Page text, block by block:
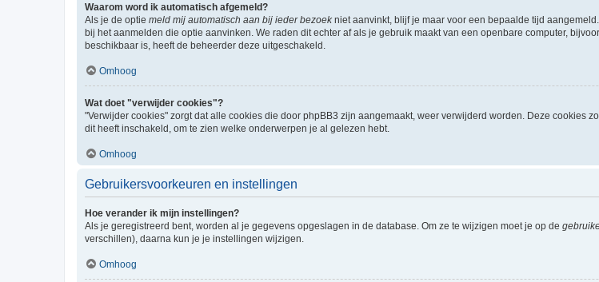
Waarom word ik automatisch afgemeld?
Als je de optie meld mij automatisch aan bij ieder bezoekniet aanvinkt, blijf je maar voor een bepaalde tijd
bij het aanmelden die optie aanvinken. We raden dit echter af als je gebruik maakt van een openbare computer,
beschikbaar is, heeft de beheerder deze uitgeschakeld.
Omhoog
Wat doet "verwijder cookies"?
"Verwijder cookies" zorgt dat alle cookies die door phpBB3 zijn aangemaakt, weer verwijderd worden. Deze cookies
dit heeft inschakeld, om te zien welke onderwerpen je al gelezen hebt.
Omhoog
Gebruikersvoorkeuren en instellingen
Hoe verander ik mijn instellingen?
Als je geregistreerd bent, worden al je gegevens opgeslagen in de database. Om ze te wijzigen moet je op de
verschillen), daarna kun je je instellingen wijzigen.
Omhoog